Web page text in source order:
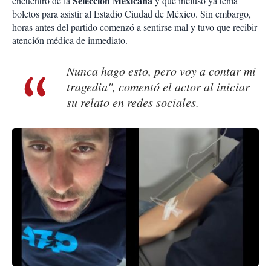
boletos para asistir al Estadio Ciudad de México. Sin embargo,
horas antes del partido comenzó a sentirse mal y tuvo que recibir
atención médica de inmediato.
Nunca hago esto, pero voy a contar mi
tragedia", comentó el actor al iniciar
su relato en redes sociales.